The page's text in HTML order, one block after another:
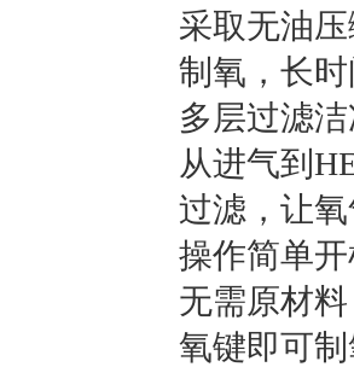
采取无油
制氧，长
多层过滤
从进气到
过滤，让
操作简单
无需原材
氧键即可